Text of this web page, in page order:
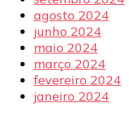
agosto 2024
junho 2024
maio 2024
março 2024
fevereiro 2024
janeiro 2024